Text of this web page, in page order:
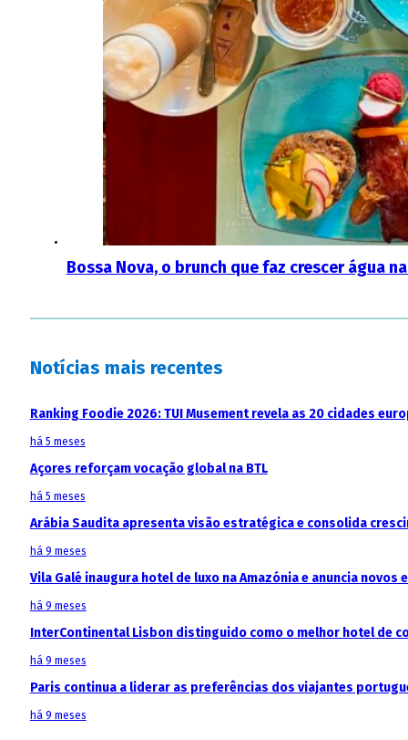
Bossa Nova, o brunch que faz crescer água
Notícias mais recentes
Ranking Foodie 2026: TUI Musement revela as 20 cidades
há 5 meses
Açores reforçam vocação global na BTL
há 5 meses
Arábia Saudita apresenta visão estratégica e consolida
há 9 meses
Vila Galé inaugura hotel de luxo na Amazónia e anuncia
há 9 meses
InterContinental Lisbon distinguido como o melhor hotel de
há 9 meses
Paris continua a liderar as preferências dos viajantes
há 9 meses